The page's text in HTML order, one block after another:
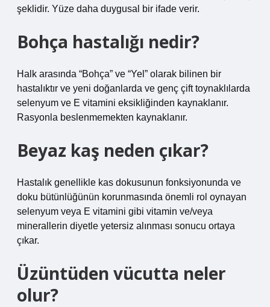
şeklidir. Yüze daha duygusal bir ifade verir.
Bohça hastalığı nedir?
Halk arasında “Bohça” ve “Yel” olarak bilinen bir
hastalıktır ve yeni doğanlarda ve genç çift toynaklılarda
selenyum ve E vitamini eksikliğinden kaynaklanır.
Rasyonla beslenmemekten kaynaklanır.
Beyaz kaş neden çıkar?
Hastalık genellikle kas dokusunun fonksiyonunda ve
doku bütünlüğünün korunmasında önemli rol oynayan
selenyum veya E vitamini gibi vitamin ve/veya
minerallerin diyetle yetersiz alınması sonucu ortaya
çıkar.
Üzüntüden vücutta neler
olur?